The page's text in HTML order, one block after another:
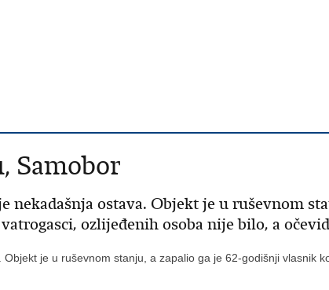
Samobor
nekadašnja ostava. Objekt je u ruševnom
ozlijeđenih osoba nije bilo, a
je u ruševnom stanju, a zapalio ga je 62-godišnji vlasnik